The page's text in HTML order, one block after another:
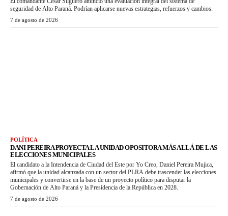
seguridad de Alto Paraná. Podrían aplicarse nuevas estrategias, refuerzos y cambios.
7 de agosto de 2026
POLÍTICA
DANI PEREIRA PROYECTA LA UNIDAD OPOSITORA MÁS ALLÁ DE LAS
ELECCIONES MUNICIPALES
El candidato a la Intendencia de Ciudad del Este por Yo Creo, Daniel Pereira Mujica,
afirmó que la unidad alcanzada con un sector del PLRA debe trascender las elecciones
municipales y convertirse en la base de un proyecto político para disputar la
Gobernación de Alto Paraná y la Presidencia de la República en 2028.
7 de agosto de 2026